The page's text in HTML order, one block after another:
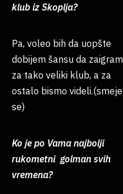
klub iz Skoplja?
Pa, voleo bih da uopšte
dobijem šansu da zaigram
za tako veliki klub, a za
ostalo bismo videli.(smeje
se)
Ko je po Vama najbolji
rukometni golman svih
vremena?